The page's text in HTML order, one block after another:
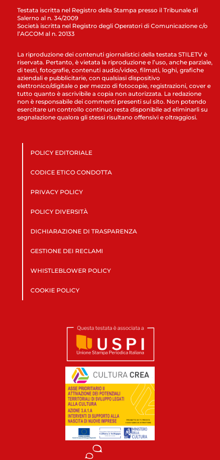
Testata iscritta nel Registro della Stampa presso il Tribunale di
Salerno al n. 34/2009
Società iscritta nel Registro degli Operatori di Comunicazione c/o
l’AGCOM al n. 20133
La riproduzione dei contenuti giornalistici della testata STILETV è
riservata. Pertanto, è vietata la riproduzione e l’uso, anche parziale,
di testi, fotografie, contenuti audio/video, filmati, loghi, grafiche
aziendali e pubblicitarie, con qualsiasi dispositivo
elettronico/digitale o per mezzo di fotocopie, registrazioni, cover e
tutto quanto è ascrivibile a copia non autorizzata. La redazione
non è responsabile dei commenti presenti sul sito. Non potendo
esercitare un controllo continuo resta disponibile ad eliminarli su
segnalazione qualora gli stessi risultano offensivi e oltraggiosi.
POLICY EDITORIALE
CODICE ETICO CONDOTTA
PRIVACY POLICY
POLICY DIVERSITÀ
DICHIARAZIONE DI TRASPARENZA
GESTIONE DEI RECLAMI
WHISTLEBLOWER POLICY
COOKIE POLICY